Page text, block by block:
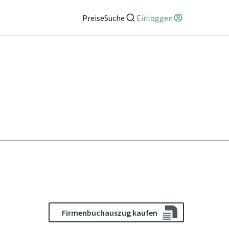
PreiseSuche Einloggen
Firmenbuchauszug kaufen